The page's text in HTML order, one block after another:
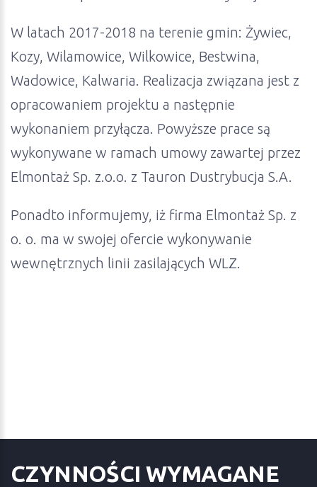
W latach 2017-2018 na terenie gmin: Żywiec,
Kozy, Wilamowice, Wilkowice, Bestwina,
Wadowice, Kalwaria. Realizacja związana jest z
opracowaniem projektu a następnie
wykonaniem przyłącza. Powyższe prace są
wykonywane w ramach umowy zawartej przez
Elmontaż Sp. z.o.o. z Tauron Dustrybucja S.A.
Ponadto informujemy, iż firma Elmontaż Sp. z
o. o. ma w swojej ofercie wykonywanie
wewnętrznych linii zasilających WLZ.
CZYNNOŚCI WYMAGANE